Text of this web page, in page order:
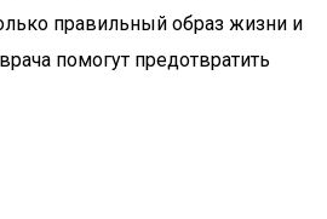
правильный образ жизни и
помогут предотвратить